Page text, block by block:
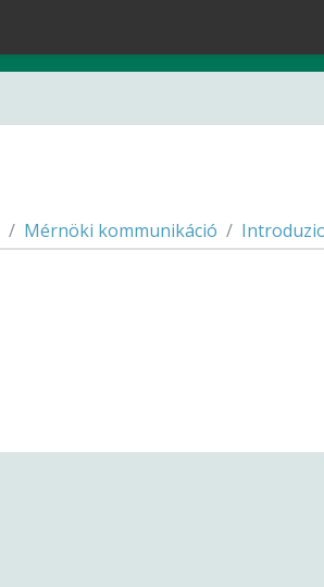
Mérnöki kommunikáció